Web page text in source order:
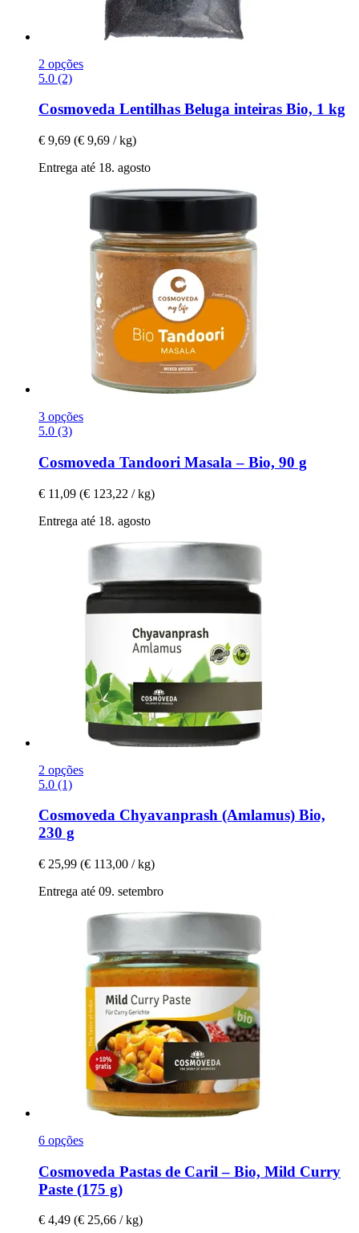
2 opções
5.0 (2)
Cosmoveda Lentilhas Beluga inteiras Bio, 1 kg
€ 9,69 (€ 9,69 / kg)
Entrega até 18. agosto
3 opções
5.0 (3)
Cosmoveda Tandoori Masala – Bio, 90 g
€ 11,09 (€ 123,22 / kg)
Entrega até 18. agosto
2 opções
5.0 (1)
Cosmoveda Chyavanprash (Amlamus) Bio,
230 g
€ 25,99 (€ 113,00 / kg)
Entrega até 09. setembro
6 opções
Cosmoveda Pastas de Caril – Bio, Mild Curry
Paste (175 g)
€ 4,49 (€ 25,66 / kg)